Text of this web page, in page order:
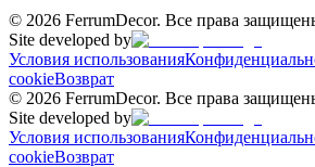
© 2026 FerrumDecor. Все права
Site developed by
Условия использования
cookieВозврат
© 2026 FerrumDecor. Все права
Site developed by
Условия использования
cookieВозврат